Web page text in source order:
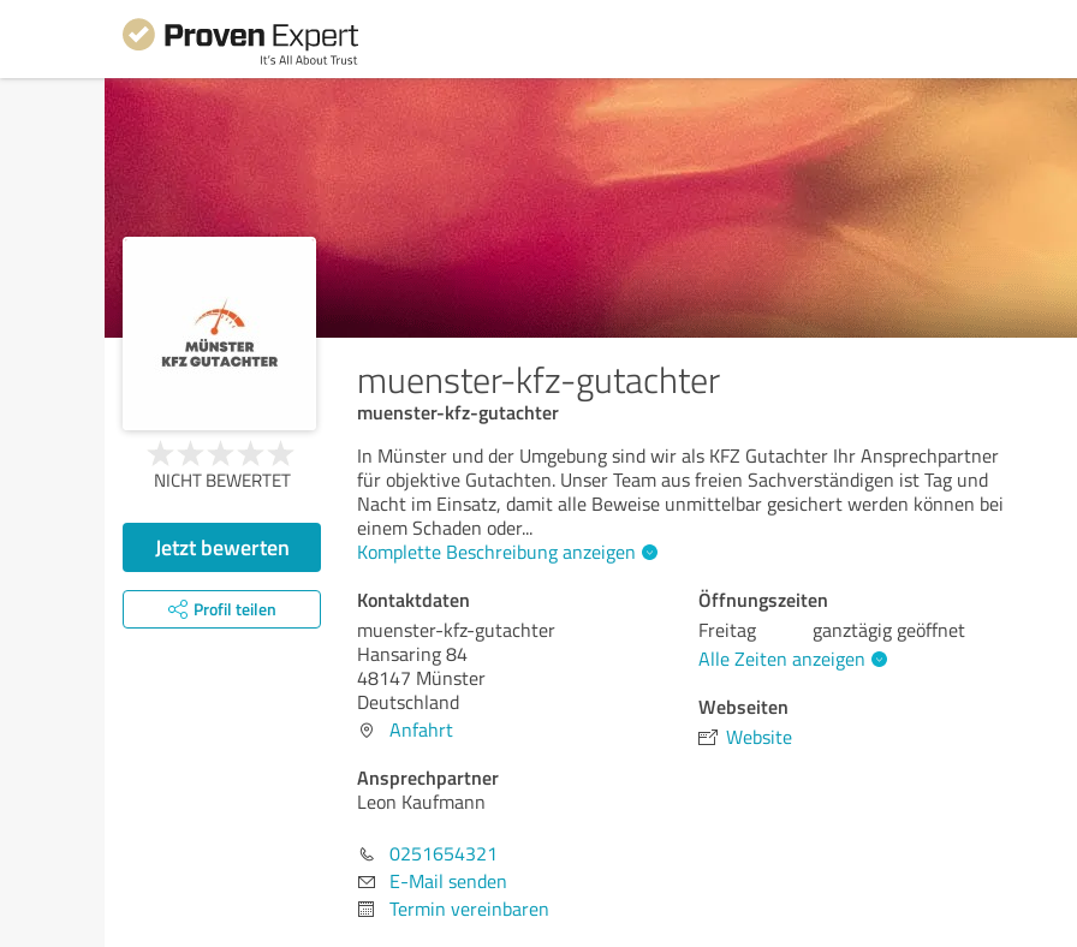
muenster-kfz-gutachter
muenster-kfz-gutachter
NICHT BEWERTET
Jetzt bewerten
Profil teilen
In Münster und der Umgebung sind wir als KFZ Gutachter Ihr Ansprechpartner
für objektive Gutachten. Unser Team aus freien Sachverständigen ist Tag und
Nacht im Einsatz, damit alle Beweise unmittelbar gesichert werden können bei
einem Schaden oder...
Komplette Beschreibung anzeigen
Kontaktdaten
muenster-kfz-gutachter
Hansaring 84
48147 Münster
Deutschland
Anfahrt
Ansprechpartner
Leon Kaufmann
0251654321
E-Mail senden
Termin vereinbaren
Öffnungszeiten
Freitag
ganztägig geöffnet
Alle Zeiten anzeigen
Webseiten
Website